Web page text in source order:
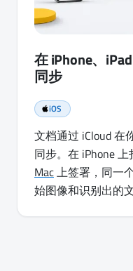
在 iPhone、
同步
iOS
文档通过 iCloud 在
同步。在 iPhone
Mac上签署，同一
始图像和识别出的